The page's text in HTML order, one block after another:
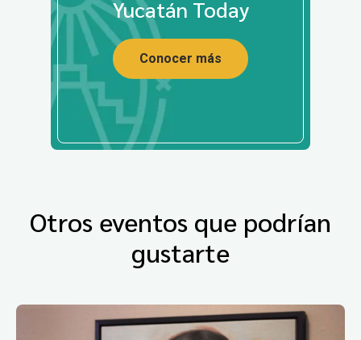
Yucatán Today
Conocer más
Otros eventos que podrían
gustarte